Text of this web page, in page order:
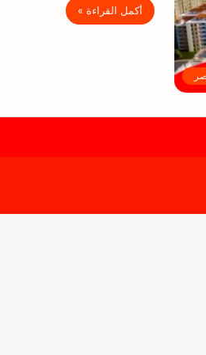
أكمل القراءة »